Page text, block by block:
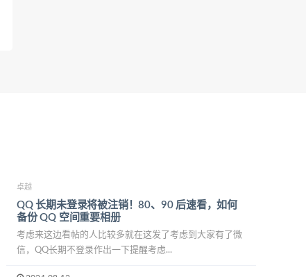
卓越
QQ 长期未登录将被注销！80、90 后速看，如何
备份 QQ 空间重要相册
考虑来这边看帖的人比较多就在这发了考虑到大家有了微
信，QQ长期不登录作出一下提醒考虑...